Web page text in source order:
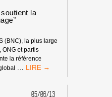
la
(BNC), la plus large
ONG et partis
la référence
LE
PALESTINIEN
BDS05/06/13